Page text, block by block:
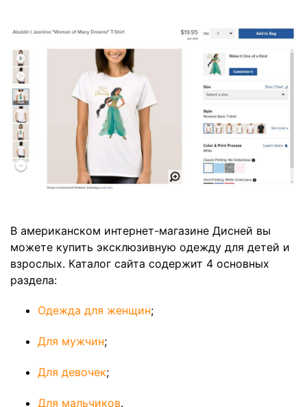
В американском интернет-магазине Дисней вы
можете купить эксклюзивную одежду для детей и
взрослых. Каталог сайта содержит 4 основных
раздела:
Одежда для женщин;
Для мужчин;
Для девочек;
Для мальчиков.